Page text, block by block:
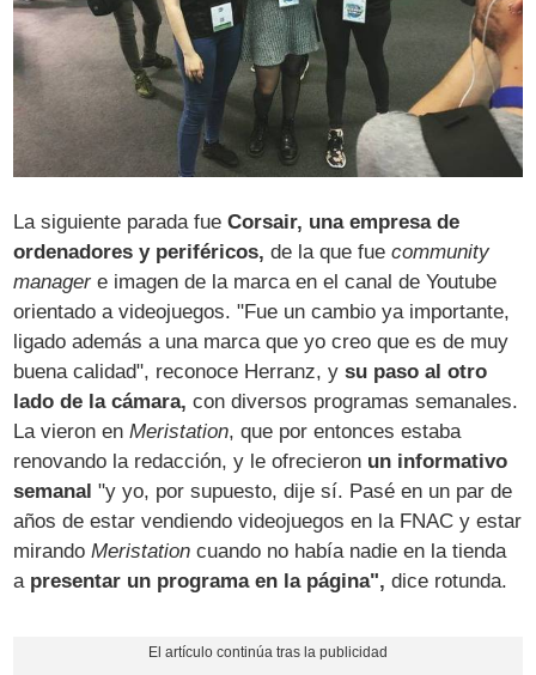
La siguiente parada fueCorsair, una empresa de
ordenadores y periféricos, de la que fuecommunity
managere imagen de la marca en el canal de Youtube
orientado a videojuegos. "Fue un cambio ya importante,
ligado además a una marca que yo creo que es de muy
buena calidad", reconoce Herranz, ysu paso al otro
lado de la cámara,con diversos programas semanales.
La vieron enMeristation, que por entonces estaba
renovando la redacción, y le ofrecieron un informativo
semanal"y yo, por supuesto, dije sí. Pasé en un par de
años de estar vendiendo videojuegos en la FNAC y estar
mirandoMeristation cuando no había nadie en la tienda
a presentar un programa en la página", dice rotunda.